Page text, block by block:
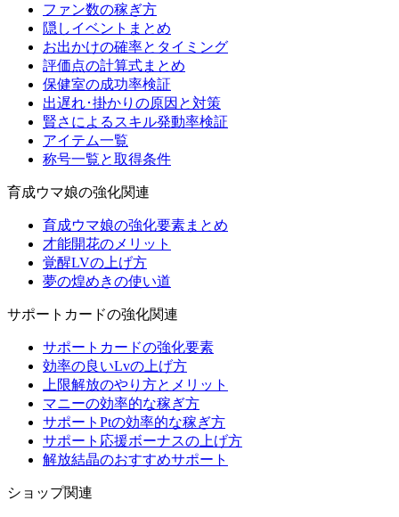
ファン数の稼ぎ方
隠しイベントまとめ
お出かけの確率とタイミング
評価点の計算式まとめ
保健室の成功率検証
出遅れ･掛かりの原因と対策
賢さによるスキル発動率検証
アイテム一覧
称号一覧と取得条件
育成ウマ娘の強化関連
育成ウマ娘の強化要素まとめ
才能開花のメリット
覚醒LVの上げ方
夢の煌めきの使い道
サポートカードの強化関連
サポートカードの強化要素
効率の良いLvの上げ方
上限解放のやり方とメリット
マニーの効率的な稼ぎ方
サポートPtの効率的な稼ぎ方
サポート応援ボーナスの上げ方
解放結晶のおすすめサポート
ショップ関連